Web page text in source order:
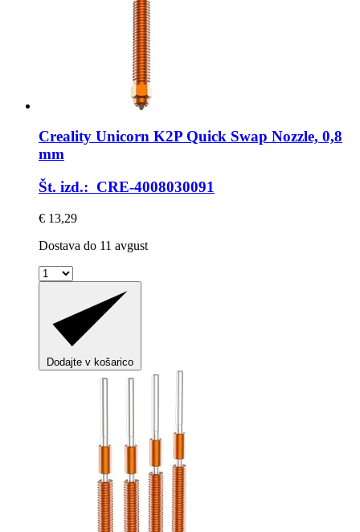
Creality Unicorn K2P Quick Swap Nozzle, 0,8
mm
Št. izd.: CRE-4008030091
€ 13,29
Dostava do 11 avgust
Dodajte v košarico